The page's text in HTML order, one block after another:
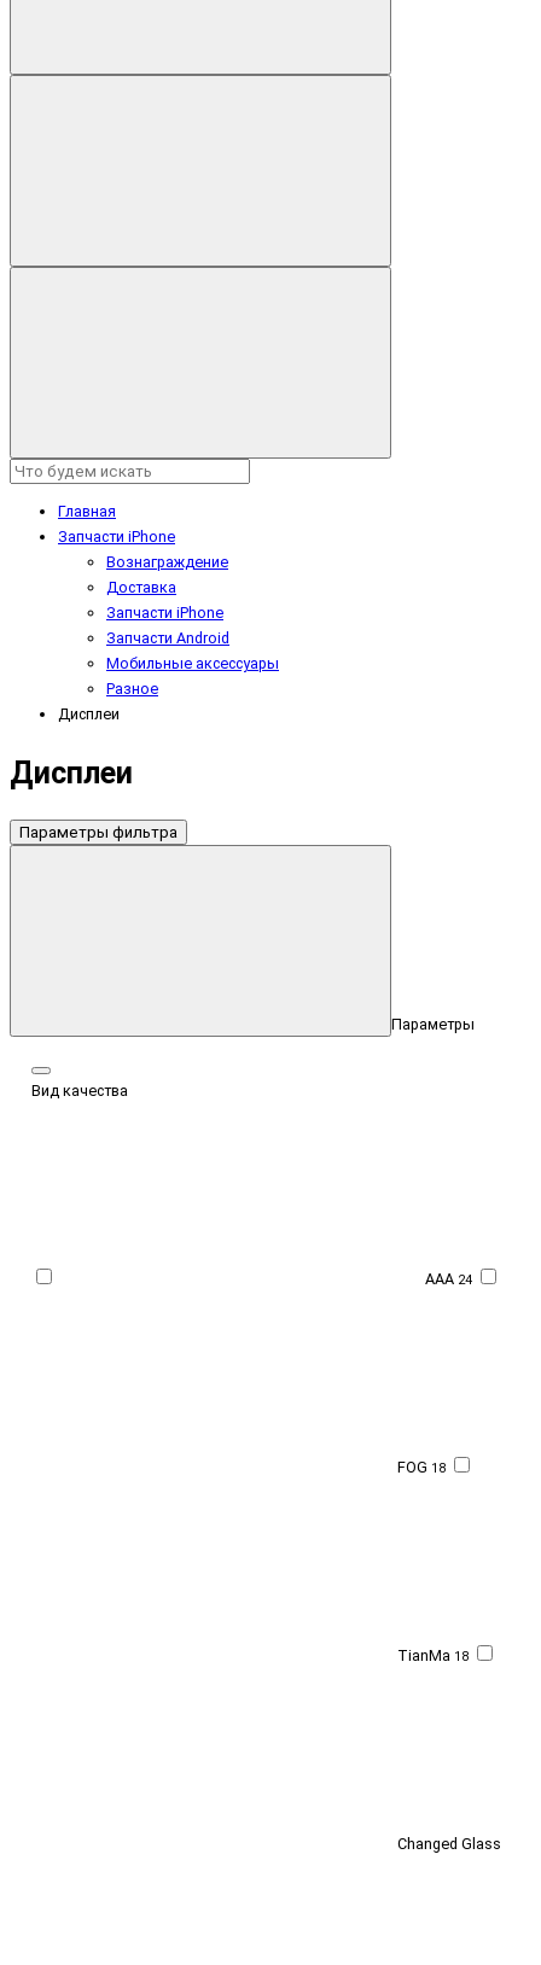
Главная
Запчасти iPhone
Вознаграждение
Доставка
Запчасти iPhone
Запчасти Android
Мобильные аксессуары
Разное
Дисплеи
Дисплеи
Параметры фильтра
Параметры
Вид качества
AAA 24
FOG 18
TianMa 18
Changed Glass